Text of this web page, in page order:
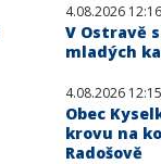
4.08.2026 12:16
V Ostravě
mladých
4.08.2026 12:15
Obec
krovu na
Radošově